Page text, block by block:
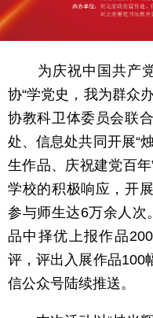
为庆祝中国共产党
协“学党史，我为群众
协教科卫体委员会联
处、信息处共同开展“
生作品、庆祝建党百
学校的积极响应，开
参与师生达6万余人次
品中择优上报作品
评，评出入展作品100
信公众号陆续推送。